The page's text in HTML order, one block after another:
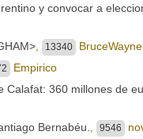
y convocar a
13340
BruceWayne
Empirico
Calafat: 360 millones de
Bernabéu.
9546